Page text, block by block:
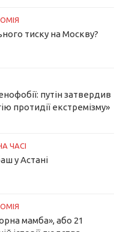
тиску на Москву?
путін затвердив
протидії екстремізму»
ЧАСІ
у Астані
мамба», або 21